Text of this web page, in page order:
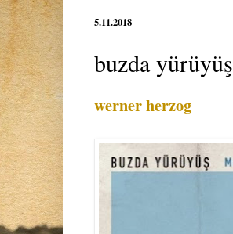
5.11.2018
buzda yürüyüş
werner herzog